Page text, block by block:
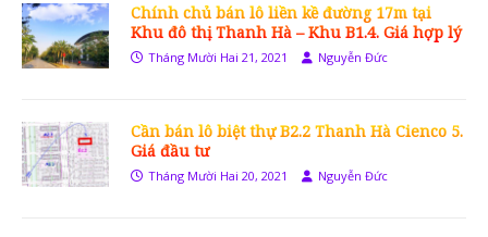
Chính chủ bán lô liền kề đường 17m tại
Khu đô thị Thanh Hà – Khu B1.4. Giá hợp lý
Tháng Mười Hai 21, 2021 Nguyễn Đức
Cần bán lô biệt thự B2.2 Thanh Hà Cienco 5.
Giá đầu tư
Tháng Mười Hai 20, 2021 Nguyễn Đức